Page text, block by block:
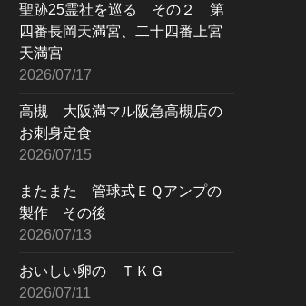
聖跡25霊社を巡る その２ 第
四番長岡天満宮、二十四番上宮
天満宮
2026/07/17
高槻 大阪満マル阪急高槻店の
お刺身定食
2026/07/15
またまた 管球式ＥＱアンプの
製作 その後
2026/07/13
おいしい卵の ＴＫＧ
2026/07/11